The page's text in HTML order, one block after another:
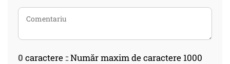
0 caractere :: Număr maxim de caractere 1000